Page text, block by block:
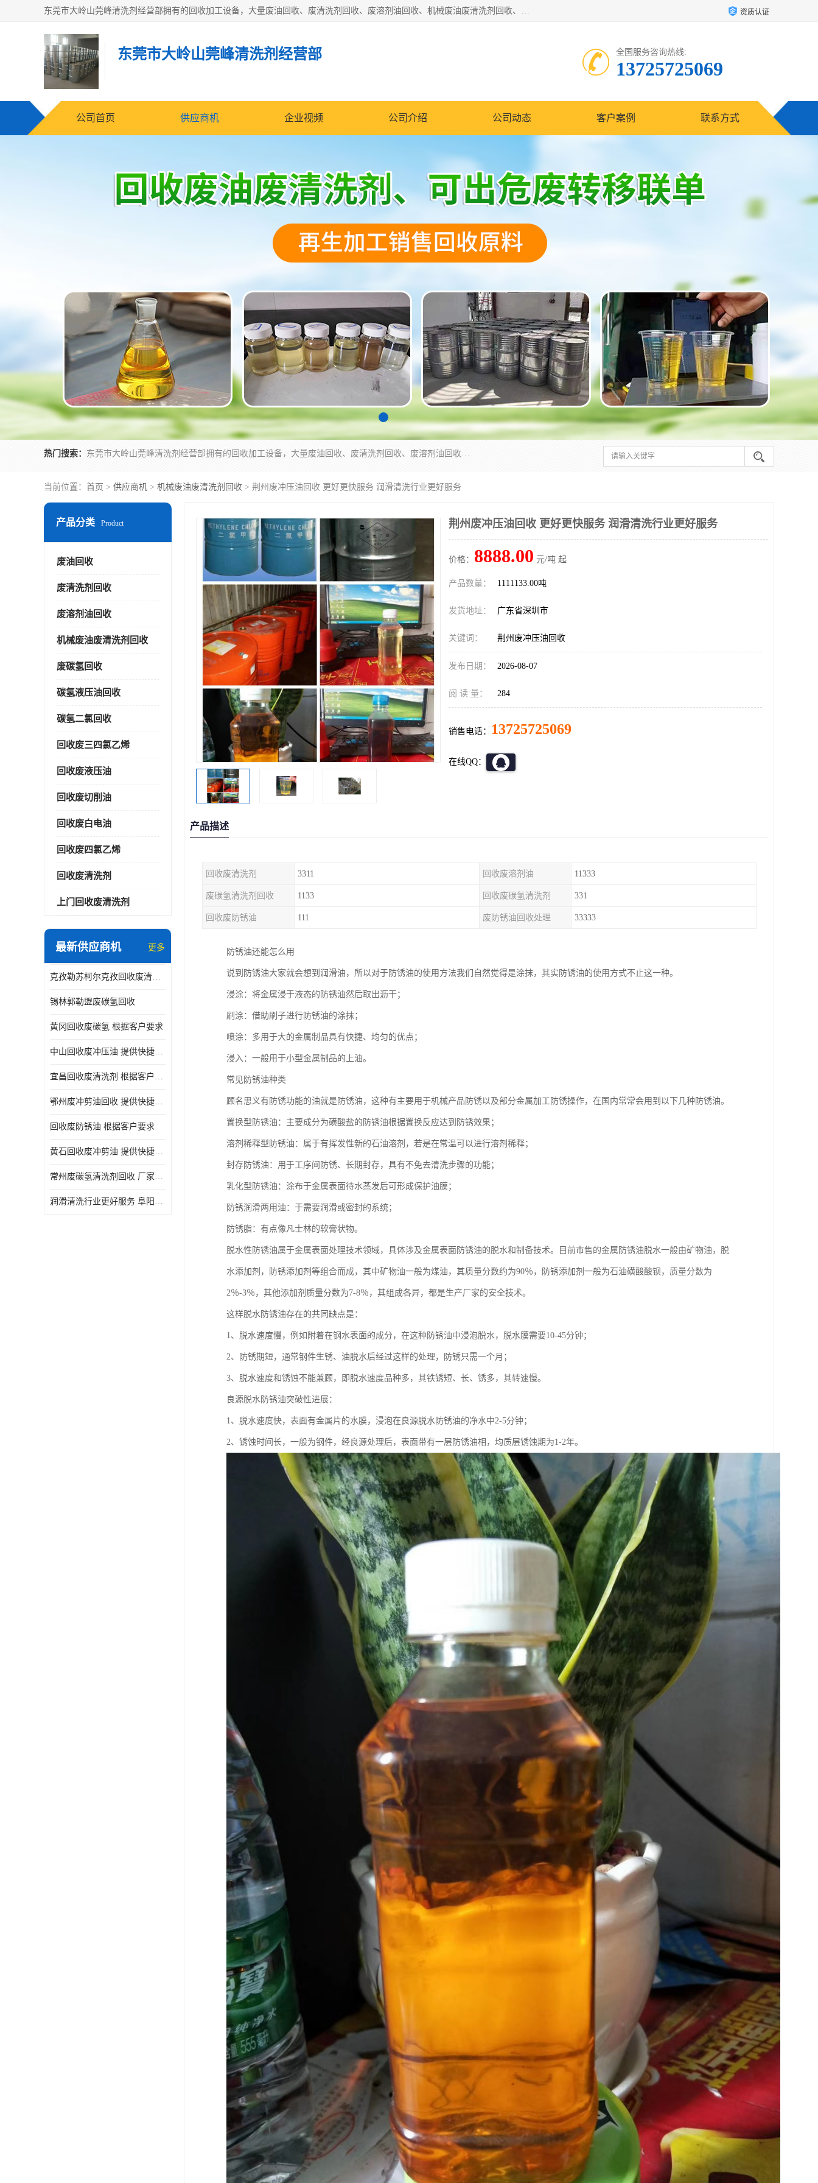
东莞市大岭山莞峰清洗剂经营部拥有的回收加工设备，大量废油回收、废清洗剂回收、废溶剂油回收、机械废油废清洗剂回收、废碳氢回收、碳氢液压油回收、碳氢二氯回收等废清洗剂处理；我们只是提供废旧化工原料的循环使用存放点，执行正规的存放，有正规的回收资质处理。同时我们公司批发零售回收级清洗剂，脱模油再生基础油，质量保证。 资质认证
东莞市大岭山莞峰清洗剂经营部 全国服务咨询热线:
13725725069
公司首页 供应商机 企业视频 公司介绍 公司动态 客户案例 联系方式
热门搜索： 东莞市大岭山莞峰清洗剂经营部拥有的回收加工设备，大量废油回收、废清洗剂回收、废溶剂油回收、机械废油废清洗剂回收、废碳氢回收、碳氢液压油回收、碳氢二氯回收等废清洗剂处理；我们只是提供废旧化工原料的循环使用存放点，执行正规的存放，有正规的回收资质处理。同时我们公司批发零售回收级清洗剂，脱模油再生基础油，质量保证。
当前位置： 首页 > 供应商机 > 机械废油废清洗剂回收 > 荆州废冲压油回收 更好更快服务 润滑清洗行业更好服务
产品分类 Product
废油回收
废清洗剂回收
废溶剂油回收
机械废油废清洗剂回收
废碳氢回收
碳氢液压油回收
碳氢二氯回收
回收废三四氯乙烯
回收废液压油
回收废切削油
回收废白电油
回收废四氯乙烯
回收废清洗剂
上门回收废清洗剂
最新供应商机 更多
克孜勒苏柯尔克孜回收废清洗剂
锡林郭勒盟废碳氢回收
黄冈回收废碳氢 根据客户要求
中山回收废冲压油 提供快捷上门处理
宜昌回收废清洗剂 根据客户要求
鄂州废冲剪油回收 提供快捷上门处理
回收废防锈油 根据客户要求
黄石回收废冲剪油 提供快捷上门处理
常州废碳氢清洗剂回收 厂家价格
润滑清洗行业更好服务 阜阳回收废防锈油
荆州废冲压油回收 更好更快服务 润滑清洗行业更好服务
价格： 8888.00 元/吨 起
产品数量： 1111133.00吨
发货地址： 广东省深圳市
关键词： 荆州废冲压油回收
发布日期： 2026-08-07
阅 读 量： 284
销售电话： 13725725069
在线QQ：
产品描述
回收废清洗剂 3311 回收废溶剂油 11333
废碳氢清洗剂回收 1133 回收废碳氢清洗剂 331
回收废防锈油 111 废防锈油回收处理 33333
防锈油还能怎么用
说到防锈油大家就会想到润滑油，所以对于防锈油的使用方法我们自然觉得是涂抹，其实防锈油的使用方式不止这一种。
浸涂：将金属浸于液态的防锈油然后取出沥干；
刷涂：借助刷子进行防锈油的涂抹；
喷涂：多用于大的金属制品具有快捷、均匀的优点；
浸入：一般用于小型金属制品的上油。
常见防锈油种类
顾名思义有防锈功能的油就是防锈油，这种有主要用于机械产品防锈以及部分金属加工防锈操作，在国内常常会用到以下几种防锈油。
置换型防锈油：主要成分为磺酸盐的防锈油根据置换反应达到防锈效果；
溶剂稀释型防锈油：属于有挥发性新的石油溶剂，若是在常温可以进行溶剂稀释；
封存防锈油：用于工序间防锈、长期封存，具有不免去清洗步骤的功能；
乳化型防锈油：涂布于金属表面待水蒸发后可形成保护油膜；
防锈润滑两用油：于需要润滑或密封的系统；
防锈脂：有点像凡士林的软膏状物。
脱水性防锈油属于金属表面处理技术领域，具体涉及金属表面防锈油的脱水和制备技术。目前市售的金属防锈油脱水一般由矿物油，脱
水添加剂，防锈添加剂等组合而成，其中矿物油一般为煤油，其质量分数约为90％，防锈添加剂一般为石油磺酸酸钡，质量分数为
2％-3％，其他添加剂质量分数为7-8％，其组成各异，都是生产厂家的安全技术。
这样脱水防锈油存在的共同缺点是：
1、脱水速度慢，例如附着在钢水表面的成分，在这种防锈油中浸泡脱水，脱水膜需要10-45分钟；
2、防锈期短，通常钢件生锈、油脱水后经过这样的处理，防锈只需一个月；
3、脱水速度和锈蚀不能兼顾，即脱水速度品种多，其铁锈短、长、锈多，其转速慢。
良源脱水防锈油突破性进展：
1、脱水速度快，表面有金属片的水膜，浸泡在良源脱水防锈油的净水中2-5分钟；
2、锈蚀时间长，一般为钢件，经良源处理后，表面带有一层防锈油相，均质层锈蚀期为1-2年。